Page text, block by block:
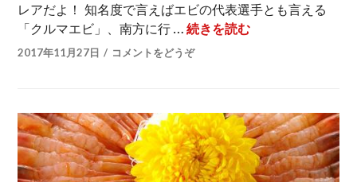
レアだよ！ 知名度で言えばエビの代表選手とも言える
「クルマエビ」、南方に行 …続きを読む
2017年11月27日 コメントをどうぞ